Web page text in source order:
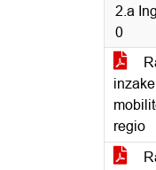
2.a
0
regio